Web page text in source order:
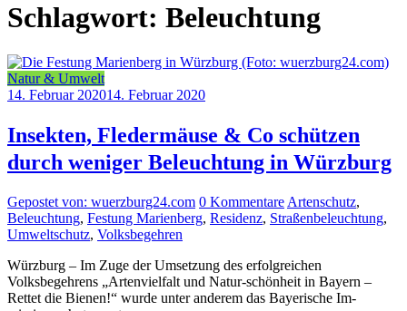
Schlagwort: Beleuchtung
Natur & Umwelt
14. Februar 202014. Februar 2020
Insekten, Fledermäuse & Co schützen
durch weniger Beleuchtung in Würzburg
Gepostet von: wuerzburg24.com 0 Kommentare Artenschutz,
Beleuchtung, Festung Marienberg, Residenz, Straßenbeleuchtung,
Umweltschutz, Volksbegehren
Würzburg – Im Zuge der Umsetzung des erfolgreichen
Volksbegehrens „Artenvielfalt und Natur-schönheit in Bayern –
Rettet die Bienen!“ wurde unter anderem das Bayerische Im-